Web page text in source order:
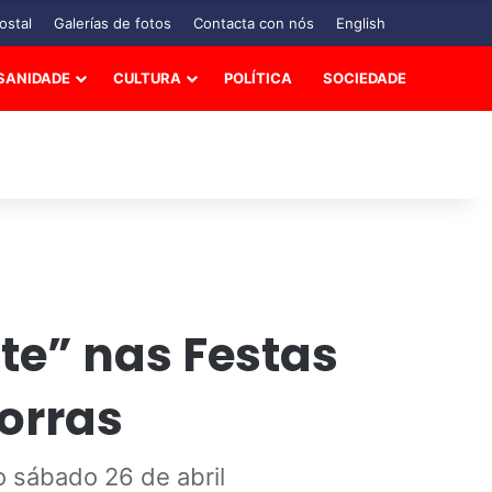
Galerías de fotos Contacta con nós English
CULTURA POLÍTICA SOCIEDADE
nas Festas
sábado 26 de abril